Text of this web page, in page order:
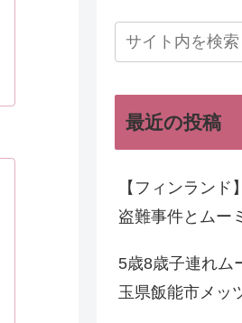
最近の投稿
【フィンラン
盗難事件とムー
5歳8歳子連れム
玉県飯能市メッ